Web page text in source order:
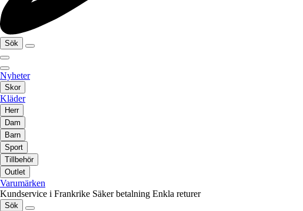
Sök
Nyheter
Skor
Kläder
Herr
Dam
Barn
Sport
Tillbehör
Outlet
Varumärken
Kundservice i Frankrike Säker betalning Enkla returer
Sök